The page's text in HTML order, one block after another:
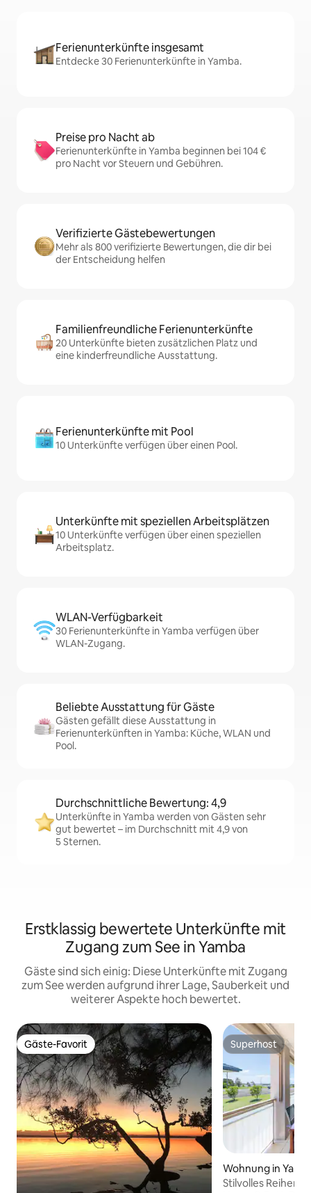
Ferienunterkünfte insgesamt
Entdecke 30 Ferienunterkünfte in Yamba.
Preise pro Nacht ab
Ferienunterkünfte in Yamba beginnen bei 104 €
pro Nacht vor Steuern und Gebühren.
Verifizierte Gästebewertungen
Mehr als 800 verifizierte Bewertungen, die dir bei
der Entscheidung helfen
Familienfreundliche Ferienunterkünfte
20 Unterkünfte bieten zusätzlichen Platz und
eine kinderfreundliche Ausstattung.
Ferienunterkünfte mit Pool
10 Unterkünfte verfügen über einen Pool.
Unterkünfte mit speziellen Arbeitsplätzen
10 Unterkünfte verfügen über einen speziellen
Arbeitsplatz.
WLAN-Verfügbarkeit
30 Ferienunterkünfte in Yamba verfügen über
WLAN-Zugang.
Beliebte Ausstattung für Gäste
Gästen gefällt diese Ausstattung in
Ferienunterkünften in Yamba: Küche, WLAN und
Pool.
Durchschnittliche Bewertung: 4,9
Unterkünfte in Yamba werden von Gästen sehr
gut bewertet – im Durchschnitt mit 4,9 von
5 Sternen.
Erstklassig bewertete Unterkünfte mit
Zugang zum See in Yamba
Gäste sind sich einig: Diese Unterkünfte mit Zugang
zum See werden aufgrund ihrer Lage, Sauberkeit und
weiterer Aspekte hoch bewertet.
Gäste-Favorit
Gäste-Favorit Superhost
Superhost
Wohnung in
Stilvolles